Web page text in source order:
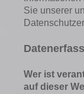
Sie unserer
Wer ist
auf dieser